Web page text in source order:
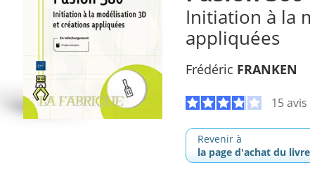
Initiation à la
appliquées
Frédéric FRANKEN
15 avis
Revenir à
la page d'achat du livre